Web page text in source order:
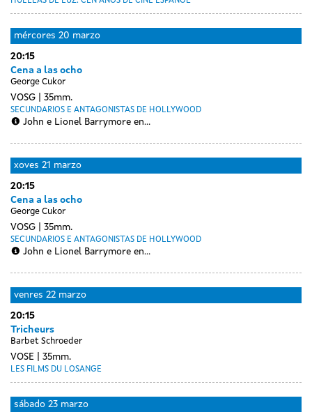
mércores 20 marzo
20:15
Cena a las ocho
George Cukor
VOSG 35mm.
SECUNDARIOS E ANTAGONISTAS DE HOLLYWOOD
John e Lionel Barrymore en...
xoves 21 marzo
20:15
Cena a las ocho
George Cukor
VOSG 35mm.
SECUNDARIOS E ANTAGONISTAS DE HOLLYWOOD
John e Lionel Barrymore en...
venres 22 marzo
20:15
Tricheurs
Barbet Schroeder
VOSE 35mm.
LES FILMS DU LOSANGE
sábado 23 marzo